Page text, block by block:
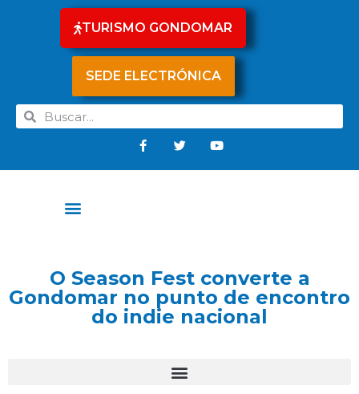
TURISMO GONDOMAR
SEDE ELECTRÓNICA
O Season Fest converte a
Gondomar no punto de encontro
do indie nacional